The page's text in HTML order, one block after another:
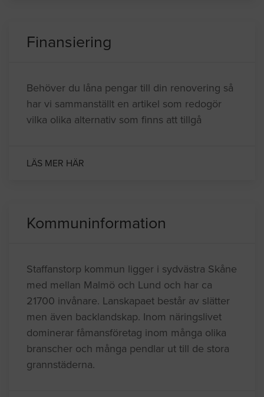
Finansiering
vilka olika alternativ som finns att tillgå
Kommuninformation
Staffanstorp kommun ligger i sydvästra Skåne
med mellan Malmö och Lund och har ca
21700 invånare. Lanskapaet består av slätter
men även backlandskap. Inom näringslivet